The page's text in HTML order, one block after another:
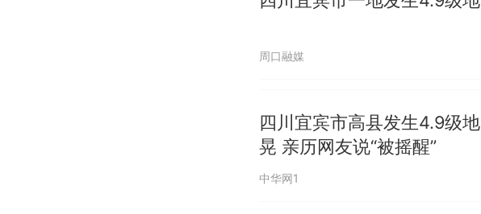
周口融媒
四川宜宾市高县发生4.9级
晃 亲历网友说“被摇醒”
中华网1